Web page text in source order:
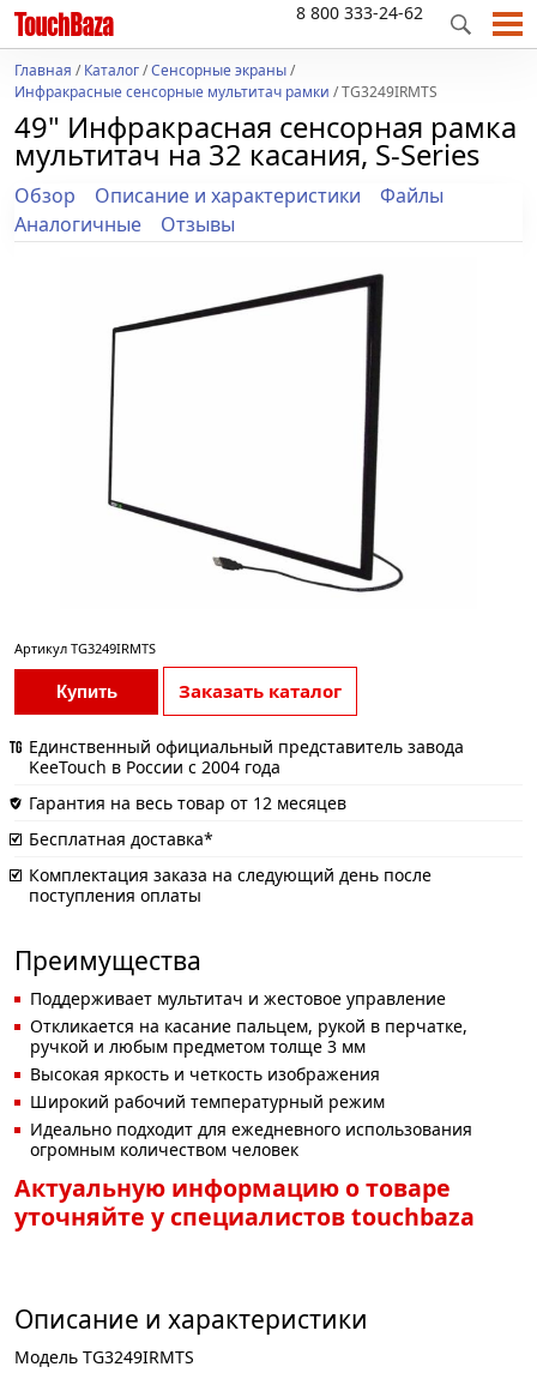
8 800 333-24-62
Главная /Каталог/Сенсорные экраны/
Инфракрасные сенсорные мультитач рамки / TG3249IRMTS
49" Инфракрасная сенсорная рамка
мультитач на 32 касания, S-Series
Обзор Описание и характеристики
Файлы
Аналогичные
Отзывы
Артикул TG3249IRMTS
Купить Заказать каталог
Единственный официальный представитель завода
KeeTouch в России с 2004 года
Гарантия на весь товар от 12 месяцев
Бесплатная доставка*
Комплектация заказа на следующий день после
поступления оплаты
Преимущества
Поддерживает мультитач и жестовое управление
Откликается на касание пальцем, рукой в перчатке,
ручкой и любым предметом толще 3 мм
Высокая яркость и четкость изображения
Широкий рабочий температурный режим
Идеально подходит для ежедневного использования
огромным количеством человек
Актуальную информацию о товаре
уточняйте у специалистов touchbaza
Описание и характеристики
Модель TG3249IRMTS